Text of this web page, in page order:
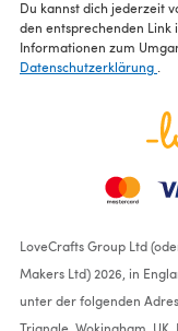
Du kannst dich jederzeit
den entsprechenden Link
Informationen zum
Datenschutzerklärung
LoveCrafts Group Ltd
Makers Ltd) 2026, in
unter der folgenden